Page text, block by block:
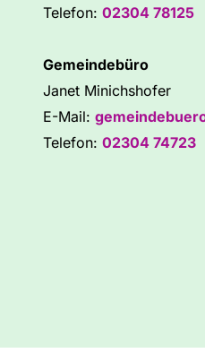
Telefon: 02304 78125
Gemeindebüro
Janet Minichshofer
E-Mail:
Telefon: 02304 74723